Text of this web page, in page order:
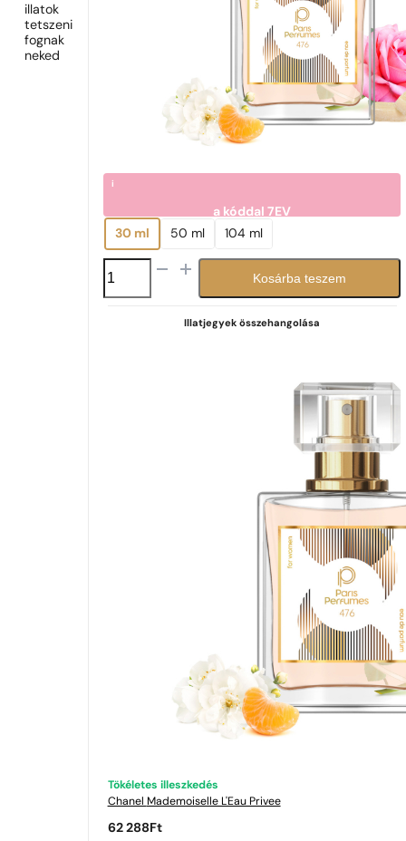
illatok
tetszeni
fognak
neked
i
a kóddal7EV
2770
30 ml 50 ml 104 ml
N°
476
mennyiség
Kosárba teszem
Illatjegyek összehangolása
Tökéletes illeszkedés
Chanel
Mademoiselle L'Eau Privee
62 288Ft